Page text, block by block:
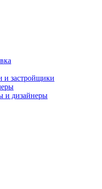
и застройщики
и дизайнеры